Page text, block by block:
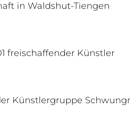
in Waldshut-Tiengen
freischaffender Künstler
Künstlergruppe